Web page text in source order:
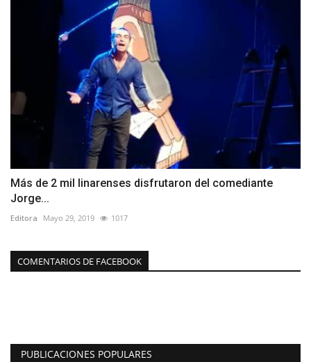
Más de 2 mil linarenses disfrutaron del comediante
Jorge...
Editora Mayo 29, 2019 1017
COMENTARIOS DE FACEBOOK
PUBLICACIONES POPULARES